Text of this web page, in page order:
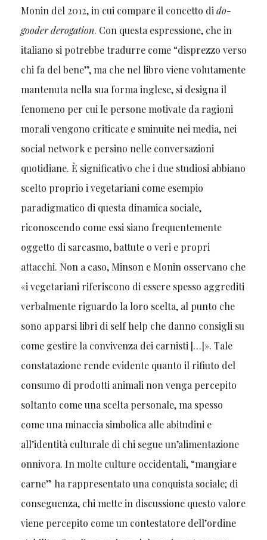
Monin del 2012, in cui compare il concetto dido-
gooder derogation. Con questa espressione, che in
italiano si potrebbe tradurre come “disprezzo verso
chi fa del bene”, ma che nel libro viene volutamente
mantenuta nella sua forma inglese, si designa il
fenomeno per cui le persone motivate da ragioni
morali vengono criticate e sminuite nei media, nei
social network e persino nelle conversazioni
quotidiane. È significativo che i due studiosi abbiano
scelto proprio i vegetariani come esempio
paradigmatico di questa dinamica sociale,
riconoscendo come essi siano frequentemente
oggetto di sarcasmo, battute o veri e propri
attacchi. Non a caso, Minson e Monin osservano che
«i vegetariani riferiscono di essere spesso aggrediti
verbalmente riguardo la loro scelta, al punto che
sono apparsi libri di self help che danno consigli su
come gestire la convivenza dei carnisti […]». Tale
constatazione rende evidente quanto il rifiuto del
consumo di prodotti animali non venga percepito
soltanto come una scelta personale, ma spesso
come una minaccia simbolica alle abitudini e
all’identità culturale di chi segue un’alimentazione
onnivora. In molte culture occidentali, “mangiare
carne” ha rappresentato una conquista sociale; di
conseguenza, chi mette in discussione questo valore
viene percepito come un contestatore dell’ordine